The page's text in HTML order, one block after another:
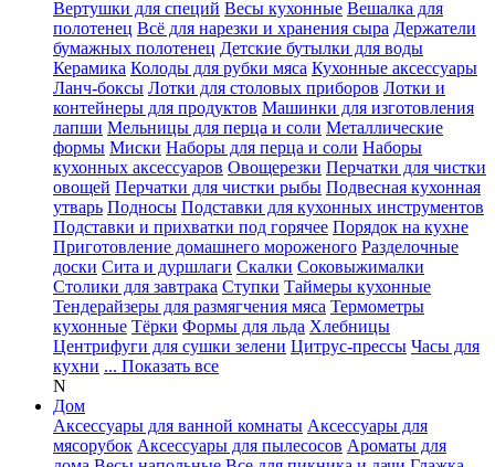
Вертушки для специй Весы кухонные Вешалка для
полотенец Всё для нарезки и хранения сыра Держатели
бумажных полотенец Детские бутылки для воды
Керамика Колоды для рубки мяса Кухонные аксессуары
Ланч-боксы Лотки для столовых приборов Лотки и
контейнеры для продуктов Машинки для изготовления
лапши Мельницы для перца и соли Металлические
формы Миски Наборы для перца и соли Наборы
кухонных аксессуаров Овощерезки Перчатки для чистки
овощей Перчатки для чистки рыбы Подвесная кухонная
утварь Подносы Подставки для кухонных инструментов
Подставки и прихватки под горячее Порядок на кухне
Приготовление домашнего мороженого Разделочные
доски Сита и дуршлаги Скалки Соковыжималки
Столики для завтрака Ступки Таймеры кухонные
Тендерайзеры для размягчения мяса Термометры
кухонные Тёрки Формы для льда Хлебницы
Центрифуги для сушки зелени Цитрус-прессы Часы для
кухни ... Показать все
N
Дом
Аксессуары для ванной комнаты Аксессуары для
мясорубок Аксессуары для пылесосов Ароматы для